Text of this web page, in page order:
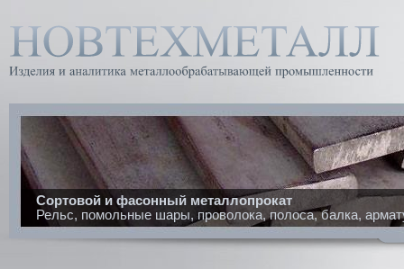
Сортовой и фасонный металлопрокат
Рельс, помольные шары, проволока, полоса, балка,